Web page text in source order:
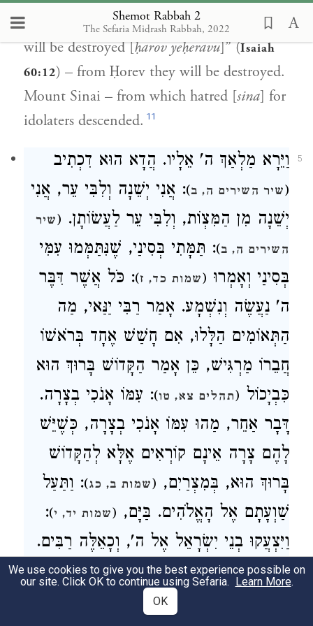
Shemot Rabbah 2
The Sefaria Midrash Rabbah, 2022
death sentence, as it is stated: “The nations
will be destroyed [ḥarov yeḥeravu]” (Isaiah
60:12) – from Ḥorev they will be destroyed.
Mount Sinai – from which hatred [sina] for
idolaters descended. 11
5 וַיֵּרָא מַלְאַךְ ה' אֵלָיו. הֲדָא הוּא דִכְתִיב
(שיר השירים ה, ב): אֲנִי יְשֵׁנָה וְלִבִּי עֵר, אֲנִי
יְשֵׁנָה מִן הַמִּצְוֹת, וְלִבִּי עֵר לַעֲשׂוֹתָן. (שיר
השירים ה, ב): תַּמָּתִי בְּסִינַי, שֶׁנִּתַּמְּמוּ עִמִּי
בְּסִינַי וְאָמְרוּ (שמות כד, ז): כֹּל אֲשֶׁר דִּבֶּר
ה' נַעֲשֶׂה וְנִשְׁמָע. אָמַר רַבִּי יַנַּאי, מַה
הַתְּאוֹמִים הַלָּלוּ, אִם חָשַׁשׁ אֶחָד בְּרֹאשׁוֹ
חֲבֵרוֹ מַרְגִּישׁ, כֵּן אָמַר הַקָּדוֹשׁ בָּרוּךְ הוּא
כִּבְיָכוֹל (תהלים צא, טו): עִמּוֹ אָנֹכִי בְצָרָה.
דָּבָר אַחֵר, מַהוּ עִמּוֹ אָנֹכִי בְצָרָה, כְּשֶׁיֵּשׁ
לָהֶם צָרָה אֵינָם קוֹרְאִים אֶלָּא לְהַקָּדוֹשׁ
בָּרוּךְ הוּא, בְּמִצְרַיִם, (שמות ב, כג): וַתַּעַל
שַׁוְעָתָם אֶל הָאֱלֹהִים. בַּיָּם, (שמות יד, י)
:
וַיִּצְעֲקוּ בְנֵי יִשְׂרָאֵל אֶל ה', וְכָאֵלֶּה רַבִּים.
וְאוֹמֵר(ישעיה סג, ט): בְּכָל צָרָתָם לוֹ צָר,
אָמַר לוֹ הַקָּדוֹשׁ בָּרוּךְ הוּא לְמשֶׁה, אִי
We use cookies to give you the best experience possible on
our site. Click OK to continue using Sefaria. Learn More.
OK